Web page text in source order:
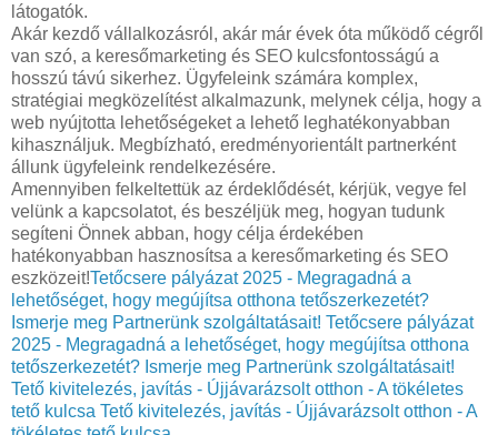
látogatók.
Akár kezdő vállalkozásról, akár már évek óta működő cégről
van szó, a keresőmarketing és SEO kulcsfontosságú a
hosszú távú sikerhez. Ügyfeleink számára komplex,
stratégiai megközelítést alkalmazunk, melynek célja, hogy a
web nyújtotta lehetőségeket a lehető leghatékonyabban
kihasználjuk. Megbízható, eredményorientált partnerként
állunk ügyfeleink rendelkezésére.
Amennyiben felkeltettük az érdeklődését, kérjük, vegye fel
velünk a kapcsolatot, és beszéljük meg, hogyan tudunk
segíteni Önnek abban, hogy célja érdekében
hatékonyabban hasznosítsa a keresőmarketing és SEO
eszközeit!Tetőcsere pályázat 2025 - Megragadná a
lehetőséget, hogy megújítsa otthona tetőszerkezetét?
Ismerje meg Partnerünk szolgáltatásait! Tetőcsere pályázat
2025 - Megragadná a lehetőséget, hogy megújítsa otthona
tetőszerkezetét? Ismerje meg Partnerünk szolgáltatásait!
Tető kivitelezés, javítás - Újjávarázsolt otthon - A tökéletes
tető kulcsa Tető kivitelezés, javítás - Újjávarázsolt otthon - A